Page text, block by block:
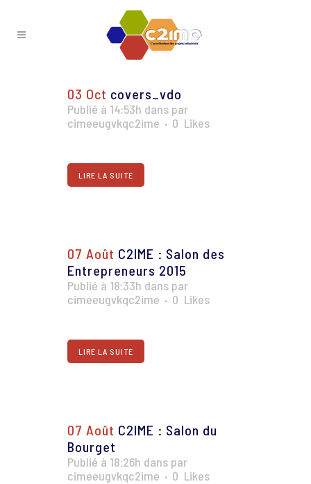
03 Oct covers_vdo
Publié à 14:53h dans par
cimeeugvkqc2ime
0 Likes
LIRE LA SUITE
07 Août C2IME : Salon des
Entrepreneurs 2015
Publié à 18:33h dans par
cimeeugvkqc2ime
0 Likes
LIRE LA SUITE
07 Août C2IME : Salon du
Bourget
Publié à 18:26h dans par
cimeeugvkqc2ime
0 Likes